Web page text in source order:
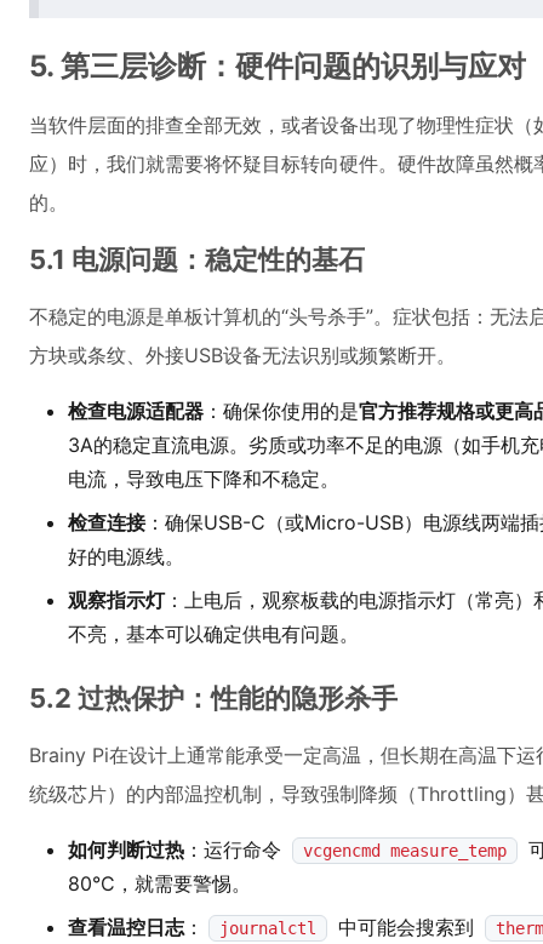
5. 第三层诊断：硬件问题的识别与应对
当软件层面的排查全部无效，或者设备出现了物理性症状
应）时，我们就需要将怀疑目标转向硬件。硬件故障虽然
的。
5.1 电源问题：稳定性的基石
不稳定的电源是单板计算机的“头号杀手”。症状包括：无
方块或条纹、外接USB设备无法识别或频繁断开。
检查电源适配器 ：确保你使用的是官方推荐规格或更高
3A的稳定直流电源。劣质或功率不足的电源（如手机
电流，导致电压下降和不稳定。
检查连接：确保USB-C（或Micro-USB）电源线两端
好的电源线。
观察指示灯：上电后，观察板载的电源指示灯（常亮
不亮，基本可以确定供电有问题。
5.2 过热保护：性能的隐形杀手
Brainy Pi在设计上通常能承受一定高温，但长期在高温下
统级芯片）的内部温控机制，导致强制降频（Throttling）
如何判断过热 ：运行命令 vcgencmd measure_temp
80°C，就需要警惕。
查看温控日志： journalctl 中可能会搜索到